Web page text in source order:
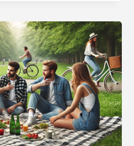
JEST
DLA
CIEBIE
NAJLEPSZA?